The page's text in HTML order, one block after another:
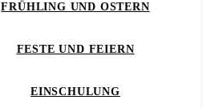
FRÜHLING UND OSTERN
FESTE UND FEIERN
EINSCHULUNG